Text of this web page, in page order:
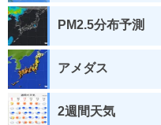
PM2.5分布予測
アメダス
2週間天気